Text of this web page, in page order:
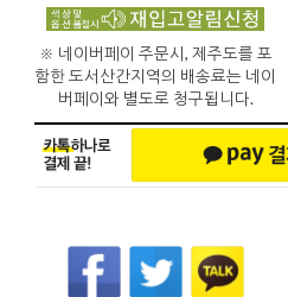
※ 네이버페이 주문시, 제주도를 포
함한 도서산간지역의 배송료는 네이
버페이와 별도로 청구됩니다.